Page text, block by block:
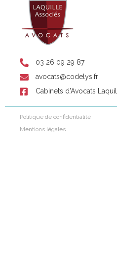
03 26 09 29 87
avocats@codelys.fr
Cabinets d'Avocats
Politique de confidentialité
Mentions légales